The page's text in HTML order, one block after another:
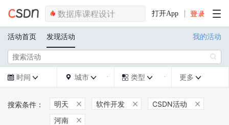
打开App
活动首页 发现活动 我的活动

 时间   城市   类型  更多 
明天  软件开发  CSDN活动 
河南 